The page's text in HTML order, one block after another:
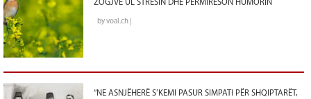
ZOGJVE UL STRESIN DHE PËRMIRËSON HUMORIN
by voal.ch |
“NE ASNJËHERË S’KEMI PASUR SIMPATI PËR SHQIPTARËT,